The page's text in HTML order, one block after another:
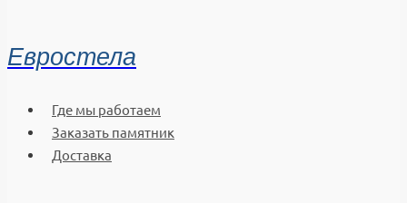
Евростела
Где мы работаем
Заказать памятник
Доставка